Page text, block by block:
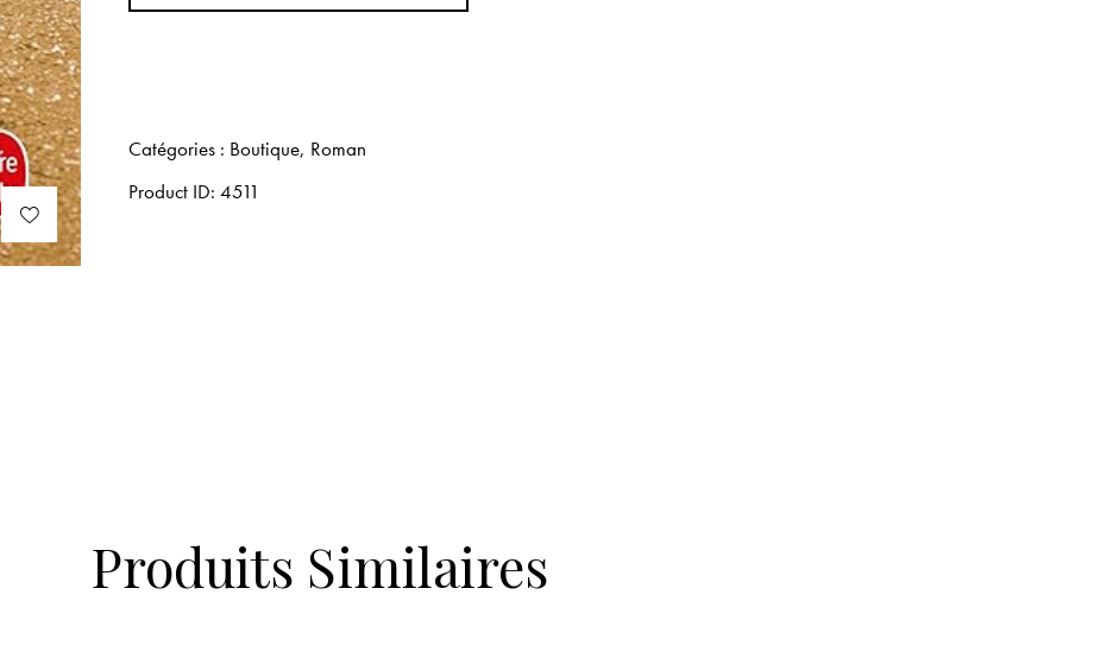
Catégories : Boutique, Roman
Product ID:4511
Produits Similaires